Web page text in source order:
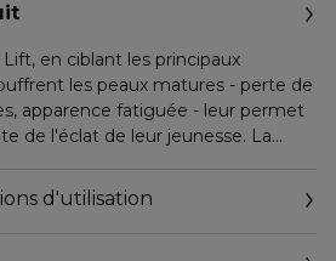
en ciblant les principaux
les peaux matures - perte de
apparence fatiguée - leur permet
de l'éclat de leur jeunesse. La
d'utilisation